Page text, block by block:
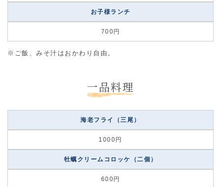
お子様ランチ
700円
※ご飯、みそ汁はおかわり自由。
一品料理
海老フライ（三尾）
1000円
牡蠣クリームコロッケ（二個）
600円